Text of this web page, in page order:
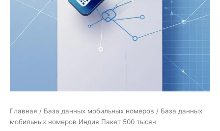
Главная / База данных мобильных номеров / База данных
мобильных номеров Индия Пакет 500 тысяч